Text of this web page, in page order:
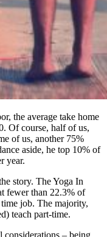
the average take home
Of course, half of us,
of us, another 75%
aside, he top 10% of
year.
story. The Yoga In
fewer than 22.3% of
job. The majority,
teach part-time.
considerations – being